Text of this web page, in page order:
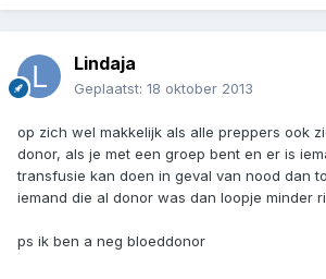
Lindaja
Geplaatst: 18 oktober 2013
op zich wel makkelijk als alle preppers ook
donor, als je met een groep bent en er is
transfusie kan doen in geval van nood dan
iemand die al donor was dan loopje minder
ps ik ben a neg bloeddonor